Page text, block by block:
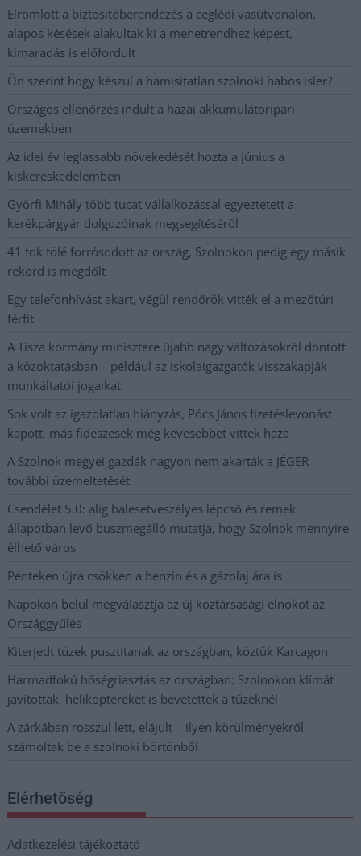
Elromlott a biztosítóberendezés a ceglédi vasútvonalon,
alapos késések alakultak ki a menetrendhez képest,
kimaradás is előfordult
Ön szerint hogy készül a hamisítatlan szolnoki habos isler?
Országos ellenőrzés indult a hazai akkumulátoripari
üzemekben
Az idei év leglassabb növekedését hozta a június a
kiskereskedelemben
Györfi Mihály több tucat vállalkozással egyeztetett a
kerékpárgyár dolgozóinak megsegítéséről
41 fok fölé forrósodott az ország, Szolnokon pedig egy másik
rekord is megdőlt
Egy telefonhívást akart, végül rendőrök vitték el a mezőtúri
férfit
A Tisza kormány minisztere újabb nagy változásokról döntött
a közoktatásban – például az iskolaigazgatók visszakapják
munkáltatói jogaikat
Sok volt az igazolatlan hiányzás, Pócs János fizetéslevonást
kapott, más fideszesek még kevesebbet vittek haza
A Szolnok megyei gazdák nagyon nem akarták a JÉGER
további üzemeltetését
Csendélet 5.0: alig balesetveszélyes lépcső és remek
állapotban levő buszmegálló mutatja, hogy Szolnok mennyire
élhető város
Pénteken újra csökken a benzin és a gázolaj ára is
Napokon belül megválasztja az új köztársasági elnököt az
Országgyűlés
Kiterjedt tüzek pusztítanak az országban, köztük Karcagon
Harmadfokú hőségriasztás az országban: Szolnokon klímát
javítottak, helikoptereket is bevetettek a tüzeknél
A zárkában rosszul lett, elájult – ilyen körülményekről
számoltak be a szolnoki börtönből
Elérhetőség
Adatkezelési tájékoztató